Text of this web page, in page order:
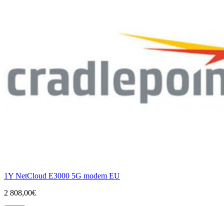
1Y NetCloud E3000 5G modem EU
2 808,00€